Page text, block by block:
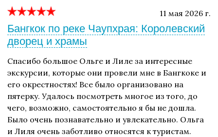
11 мая 2026 г.
Бангкок по реке Чаупхрая: Королевский
дворец и храмы
Спасибо большое Ольге и Лиле за интересные
экскурсии, которые они провели мне в Бангкоке и
его окрестностях! Все было организовано на
пятерку. Удалось посмотреть многое из того, до
чего, возможно, самостоятельно я бы не дошла.
Было очень познавательно и увлекательно. Ольга
и Лиля очень заботливо относятся к туристам.